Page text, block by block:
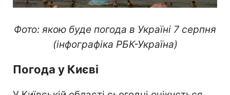
Фото: якою буде погода в Україні 7 серпня
(інфографіка РБК-Україна)
Погода у Києві